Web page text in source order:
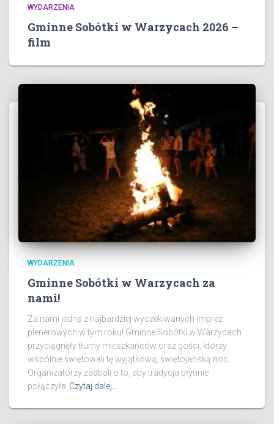
WYDARZENIA
Gminne Sobótki w Warzycach 2026 –
film
WYDARZENIA
Gminne Sobótki w Warzycach za
nami!
Za nami jedna z najbardziej wyczekiwanych imprez
plenerowych w tym roku! Gminne Sobótki w Warzycach
przyciągnęły tłumy mieszkańców oraz gości, którzy
wspólnie świętowali tę wyjątkową, świętojańską noc.
Organizatorzy zadbali o to, aby tradycja płynnie
połączyła Czytaj dalej…